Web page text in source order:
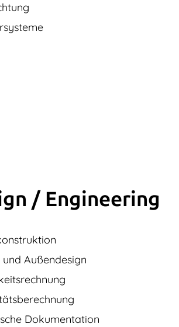
/ Engine­ering
und Außendesign
Dokumentation